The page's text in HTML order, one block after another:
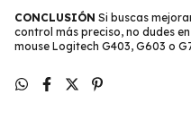
CONCLUSIÓN Si buscas
control más preciso, no dudes
mouse Logitech G403, G603 o